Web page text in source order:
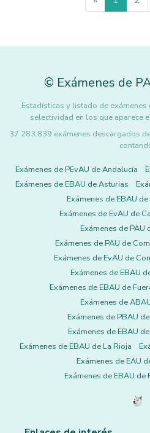
© Exámenes de
Estadísticas y listado de exámenes
selectividad en los que aparece
37.283.839 exámenes descargados
Exámenes de PEvAU de Andalucía
Exámenes de EBAU de Asturias
Exámenes de EBAU
Exámenes de EvAU de
Exámenes de PAU
Exámenes de PAU de
Exámenes de EvAU de
Exámenes de EBAU
Exámenes de EBAU de
Exámenes de
Exámenes de PBAU
Exámenes de EBAU
Exámenes de EBAU de La Rioja
Exámenes de EAU
Exámenes de EBAU de